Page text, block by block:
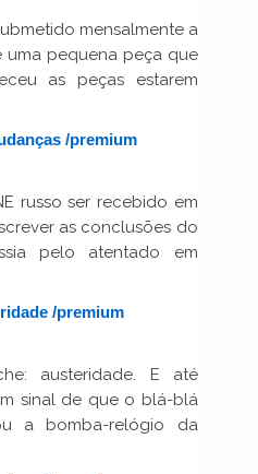
mensalmente a
uma pequena peça que
as peças estarem
/premium
russo ser recebido em
as conclusões do
pelo atentado em
/premium
austeridade. E até
sinal de que o blá-blá
a bomba-relógio da